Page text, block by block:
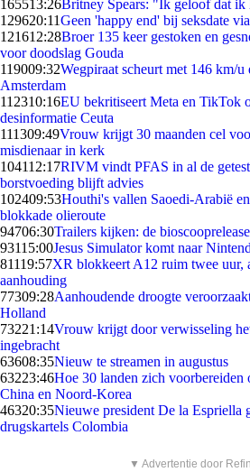
165513:26Britney Spears: "Ik geloof dat ik
129620:11Geen 'happy end' bij seksdate
121612:28Broer 135 keer gestoken en
voor doodslag Gouda
119009:32Wegpiraat scheurt met 146 km/u
Amsterdam
112310:16EU bekritiseert Meta en TikTok
desinformatie Ceuta
111309:49Vrouw krijgt 30 maanden cel
misdienaar in kerk
104112:17RIVM vindt PFAS in al de
borstvoeding blijft advies
102409:53Houthi's vallen Saoedi-Arabië
blokkade olieroute
94706:30Trailers kijken: de
93115:00Jesus Simulator komt naar
81119:57XR blokkeert A12 ruim twee uur,
aanhouding
77309:28Aanhoudende droogte
Holland
73221:14Vrouw krijgt door verwisseling
ingebracht
63608:35Nieuw te streamen in augustus
63223:46Hoe 30 landen zich
China en Noord-Korea
46320:35Nieuwe president De la Espriella
drugskartels Colombia
▼ Advertentie door